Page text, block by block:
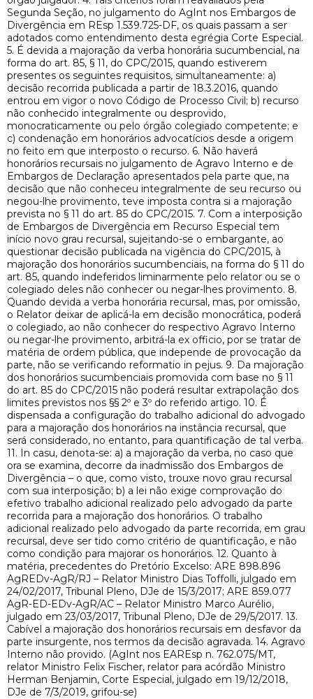
Segunda Seção, no julgamento do AgInt nos Embargos de
Divergência em REsp 1.539.725-DF, os quais passam a ser
adotados como entendimento desta egrégia Corte Especial.
5. É devida a majoração da verba honorária sucumbencial, na
forma do art. 85, § 11, do CPC/2015, quando estiverem
presentes os seguintes requisitos, simultaneamente: a)
decisão recorrida publicada a partir de 18.3.2016, quando
entrou em vigor o novo Código de Processo Civil; b) recurso
não conhecido integralmente ou desprovido,
monocraticamente ou pelo órgão colegiado competente; e
c) condenação em honorários advocatícios desde a origem
no feito em que interposto o recurso. 6. Não haverá
honorários recursais no julgamento de Agravo Interno e de
Embargos de Declaração apresentados pela parte que, na
decisão que não conheceu integralmente de seu recurso ou
negou-lhe provimento, teve imposta contra si a majoração
prevista no § 11 do art. 85 do CPC/2015. 7. Com a interposição
de Embargos de Divergência em Recurso Especial tem
início novo grau recursal, sujeitando-se o embargante, ao
questionar decisão publicada na vigência do CPC/2015, à
majoração dos honorários sucumbenciais, na forma do § 11 do
art. 85, quando indeferidos liminarmente pelo relator ou se o
colegiado deles não conhecer ou negar-lhes provimento. 8.
Quando devida a verba honorária recursal, mas, por omissão,
o Relator deixar de aplicá-la em decisão monocrática, poderá
o colegiado, ao não conhecer do respectivo Agravo Interno
ou negar-lhe provimento, arbitrá-la ex officio, por se tratar de
matéria de ordem pública, que independe de provocação da
parte, não se verificando reformatio in pejus. 9. Da majoração
dos honorários sucumbenciais promovida com base no § 11
do art. 85 do CPC/2015 não poderá resultar extrapolação dos
limites previstos nos §§ 2º e 3º do referido artigo. 10. É
dispensada a configuração do trabalho adicional do advogado
para a majoração dos honorários na instância recursal, que
será considerado, no entanto, para quantificação de tal verba.
11. In casu, denota-se: a) a majoração da verba, no caso que
ora se examina, decorre da inadmissão dos Embargos de
Divergência – o que, como visto, trouxe novo grau recursal
com sua interposição; b) a lei não exige comprovação do
efetivo trabalho adicional realizado pelo advogado da parte
recorrida para a majoração dos honorários. O trabalho
adicional realizado pelo advogado da parte recorrida, em grau
recursal, deve ser tido como critério de quantificação, e não
como condição para majorar os honorários. 12. Quanto à
matéria, precedentes do Pretório Excelso: ARE 898.896
AgREDv-AgR/RJ – Relator Ministro Dias Toffolli, julgado em
24/02/2017, Tribunal Pleno, DJe de 15/3/2017; ARE 859.077
AgR-ED-EDv-AgR/AC – Relator Ministro Marco Aurélio,
julgado em 23/03/2017, Tribunal Pleno, DJe de 29/5/2017. 13.
Cabível a majoração dos honorários recursais em desfavor da
parte insurgente, nos termos da decisão agravada. 14. Agravo
Interno não provido. (AgInt nos EAREsp n. 762.075/MT,
relator Ministro Felix Fischer, relator para acórdão Ministro
Herman Benjamin, Corte Especial, julgado em 19/12/2018,
DJe de 7/3/2019, grifou-se)